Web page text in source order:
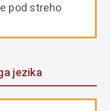
pod streho
jezika